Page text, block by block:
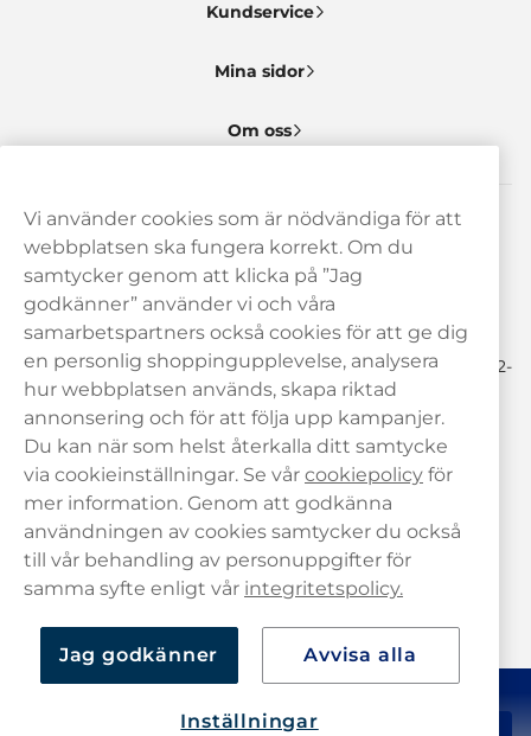
Behöver du hjälp? Kontakta oss gärna!
hej@haypp.com
08 517 910 97
Mån-Tor 8.00-17.00 | Fre 9.00-17.00 | (Lunchstängt må-fre 12-
13)
Kundservice
Mina sidor
Om oss
Vi använder cookies som är nödvändiga för att
webbplatsen ska fungera korrekt. Om du
samtycker genom att klicka på ”Jag
godkänner” använder vi och våra
samarbetspartners också cookies för att ge dig
en personlig shoppingupplevelse, analysera
hur webbplatsen används, skapa riktad
annonsering och för att följa upp kampanjer.
Du kan när som helst återkalla ditt samtycke
via cookieinställningar. Se vår cookiepolicy för
mer information. Genom att godkänna
användningen av cookies samtycker du också
till vår behandling av personuppgifter för
samma syfte enligt vår integritetspolicy.
Jag godkänner Avvisa alla
Inställningar